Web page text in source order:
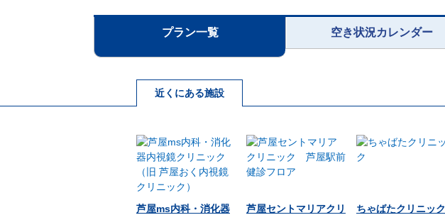
プラン一覧 空き状況カレンダー
近くにある施設
芦屋ms内科・消化器
芦屋セントマリアクリ
ちゃばたクリニック